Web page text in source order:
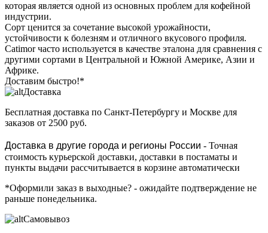
которая является одной из основных проблем для кофейной
индустрии.
Сорт ценится за сочетание высокой урожайности,
устойчивости к болезням и отличного вкусового профиля.
Catimor часто используется в качестве эталона для сравнения с
другими сортами в Центральной и Южной Америке, Азии и
Африке.
Доставим быстро!*
Доставка
Бесплатная доставка по Санкт-Петербургу и Москве для
заказов от 2500 руб.
Доставка в другие города и регионы России - Точная
стоимость курьерской доставки, доставки в постаматы и
пункты выдачи рассчитывается в корзине автоматически
*Оформили заказ в выходные? - ожидайте подтверждение не
раньше понедельника.
Самовывоз